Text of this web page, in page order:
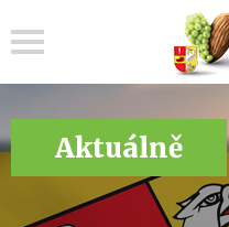
Aktuálně